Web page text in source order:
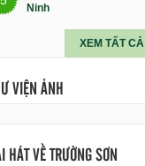
Ninh
XEM TẤT CẢ
VIỆN ẢNH
HÁT VỀ TRƯỜNG SƠN